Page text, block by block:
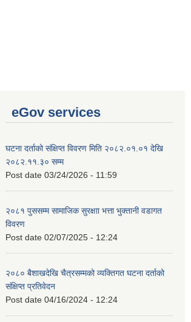
eGov services
घटना दर्ताको संक्षिप्त विवरण मिति २०८२.०१.०१ देखि
२०८२.११.३० सम्म
Post date 03/24/2026 - 11:59
२०८१ पुससम्म सामाजिक सुरक्षाा भत्ता भुक्तानी वडागत
विवरण
Post date 02/07/2025 - 12:24
२०८० बैशाखदेखि चैत्रसम्मको व्यक्तिगत घटना दर्ताको
संक्षिप्त प्रतिवेदन
Post date 04/16/2024 - 12:24